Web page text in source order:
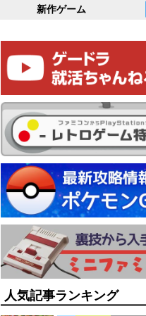
新作ゲーム
人気記事ランキング